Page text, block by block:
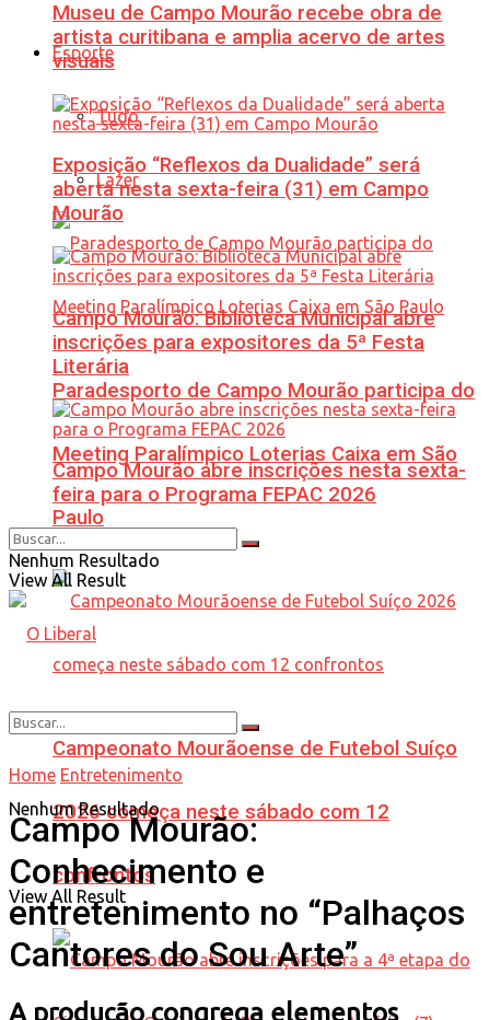
Esporte
Tudo
Lazer
Paradesporto de Campo Mourão participa do
Meeting Paralímpico Loterias Caixa em São
Paulo
Campeonato Mourãoense de Futebol Suíço
2026 começa neste sábado com 12
confrontos
Museu de Campo Mourão recebe obra de
artista curitibana e amplia acervo de artes
visuais
Exposição “Reflexos da Dualidade” será
aberta nesta sexta-feira (31) em Campo
Mourão
Campo Mourão: Biblioteca Municipal abre
inscrições para expositores da 5ª Festa
Literária
Campo Mourão abre inscrições nesta sexta-
feira para o Programa FEPAC 2026
Nenhum Resultado
View All Result
Nenhum Resultado
View All Result
Home Entretenimento
Campo Mourão:
Conhecimento e
entretenimento no “Palhaços
Cantores do Sou Arte”
A produção congrega elementos